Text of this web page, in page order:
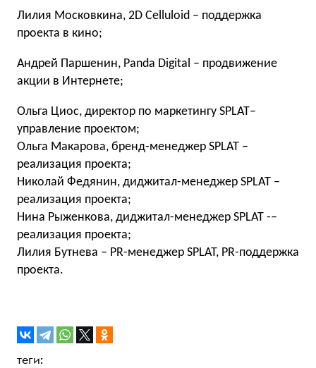
Лилия Московкина, 2D Celluloid – поддержка
проекта в кино;
Андрей Паршенин, Panda Digital – продвижение
акции в Интернете;
Ольга Циос, директор по маркетингу SPLAT–
управление проектом;
Ольга Макарова, бренд-менеджер SPLAT –
реализация проекта;
Николай Федянин, диджитал-менеджер SPLAT –
реализация проекта;
Нина Рыженкова, диджитал-менеджер SPLAT -–
реализация проекта;
Лилия Бутнева – PR-менеджер SPLAT, PR-поддержка
проекта.